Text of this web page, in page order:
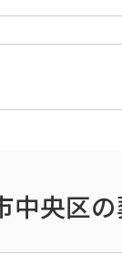
中央区